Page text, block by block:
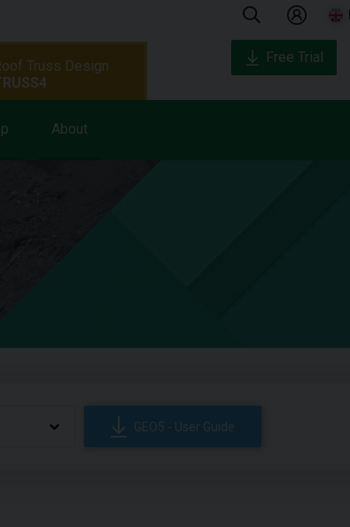
About
Truss Design
Free Trial
GEO5 - User Guide